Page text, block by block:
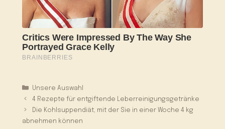
Kategorien
Unsere Auswahl
4 Rezepte für entgiftende Leberreinigungsgetränke
Die Kohlsuppendiät, mit der Sie in einer Woche 4 kg
abnehmen können